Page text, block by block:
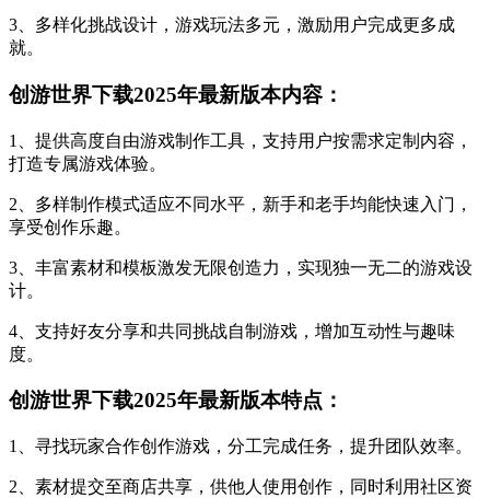
3、多样化挑战设计，游戏玩法多元，激励用户完成更多成
就。
创游世界下载2025年最新版本内容：
1、提供高度自由游戏制作工具，支持用户按需求定制内容，
打造专属游戏体验。
2、多样制作模式适应不同水平，新手和老手均能快速入门，
享受创作乐趣。
3、丰富素材和模板激发无限创造力，实现独一无二的游戏设
计。
4、支持好友分享和共同挑战自制游戏，增加互动性与趣味
度。
创游世界下载2025年最新版本特点：
1、寻找玩家合作创作游戏，分工完成任务，提升团队效率。
2、素材提交至商店共享，供他人使用创作，同时利用社区资